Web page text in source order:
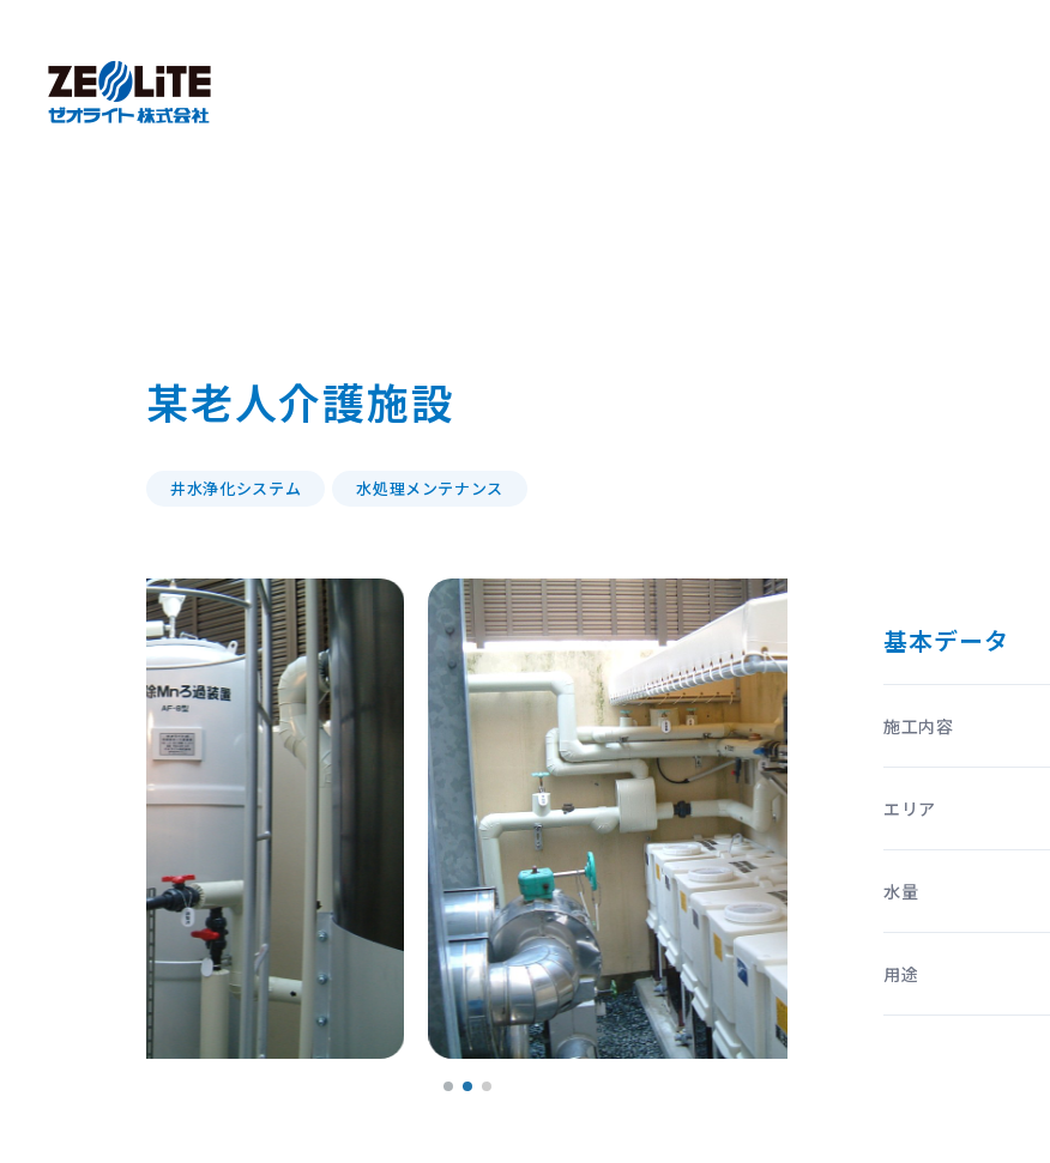
某老人介護施設
井水浄化システム 水処理メンテナンス
基本データ
施工内容
エリア
水量
用途